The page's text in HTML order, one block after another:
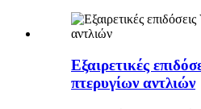
Εξαιρετικές
πτερυγίων αντλιών